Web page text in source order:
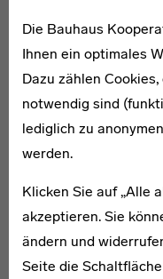
Die Bauhaus
Ihnen ein optimales
Dazu zählen
notwendig sind
lediglich zu
werden.
Klicken Sie auf „Alle
akzeptieren. Sie
ändern und
Seite die